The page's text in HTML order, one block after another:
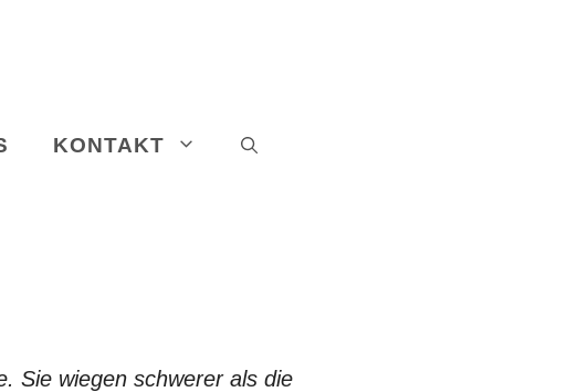
KONTAKT
Sie wiegen schwerer als die